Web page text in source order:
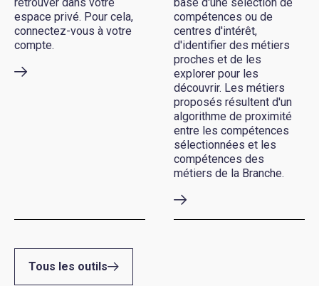
espace privé. Pour cela,
connectez-vous à votre
compte.
compétences ou de
centres d'intérêt,
d'identifier des métiers
proches et de les
explorer pour les
découvrir. Les métiers
proposés résultent d'un
algorithme de proximité
entre les compétences
sélectionnées et les
compétences des
métiers de la Branche.
Tous les outils